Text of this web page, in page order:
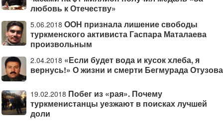
любовь к Отечеству»
5.06.2018 ООН признала лишение свободы
туркменского активиста Гаспара Маталаева
произвольным
2.04.2018 «Если будет вода и кусок хлеба, я
вернусь!» О жизни и смерти Бегмурада Отузова
19.02.2018 Побег из «рая». Почему
туркменистанцы уезжают в поисках лучшей
доли